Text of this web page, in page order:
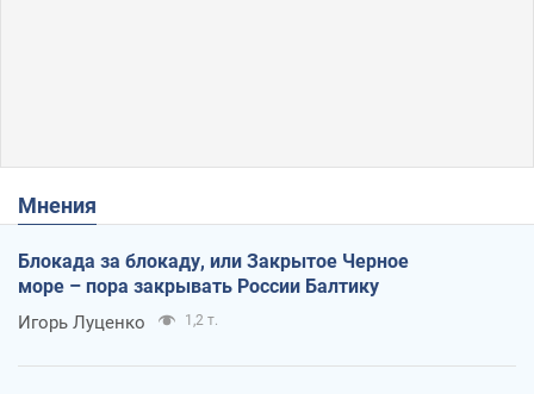
Мнения
Блокада за блокаду, или Закрытое Черное
море – пора закрывать России Балтику
Игорь Луценко 1,2 т.